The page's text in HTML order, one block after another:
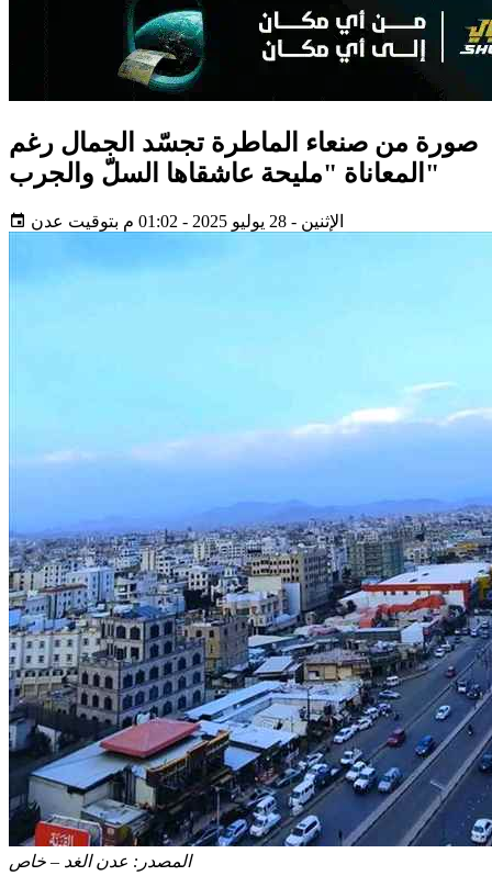
صورة من صنعاء الماطرة تجسّد الجمال رغم
المعاناة "مليحة عاشقاها السلّ والجرب"
الإثنين - 28 يوليو 2025 - 01:02 م بتوقيت عدن
المصدر: عدن الغد – خاص